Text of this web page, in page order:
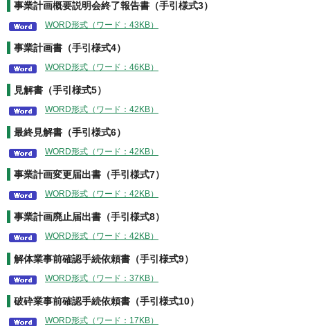
事業計画概要説明会終了報告書（手引様式3）
WORD形式（ワード：43KB）
事業計画書（手引様式4）
WORD形式（ワード：46KB）
見解書（手引様式5）
WORD形式（ワード：42KB）
最終見解書（手引様式6）
WORD形式（ワード：42KB）
事業計画変更届出書（手引様式7）
WORD形式（ワード：42KB）
事業計画廃止届出書（手引様式8）
WORD形式（ワード：42KB）
解体業事前確認手続依頼書（手引様式9）
WORD形式（ワード：37KB）
破砕業事前確認手続依頼書（手引様式10）
WORD形式（ワード：17KB）